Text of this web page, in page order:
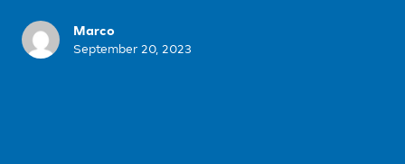
Marco
September 20, 2023